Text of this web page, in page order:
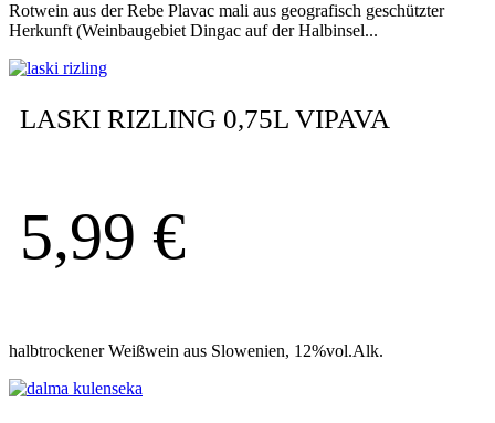
Rotwein aus der Rebe Plavac mali aus geografisch geschützter
Herkunft (Weinbaugebiet Dingac auf der Halbinsel...
LASKI RIZLING 0,75L VIPAVA
5,99 €
halbtrockener Weißwein aus Slowenien, 12%vol.Alk.